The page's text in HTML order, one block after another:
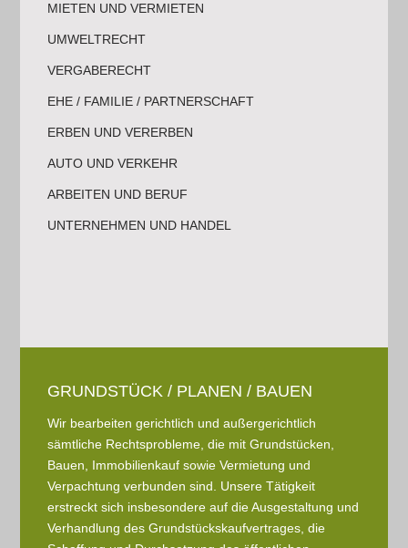
MIETEN UND VERMIETEN
UMWELTRECHT
VERGABERECHT
EHE / FAMILIE / PARTNERSCHAFT
ERBEN UND VERERBEN
AUTO UND VERKEHR
ARBEITEN UND BERUF
UNTERNEHMEN UND HANDEL
GRUNDSTÜCK / PLANEN / BAUEN
Wir bearbeiten gerichtlich und außergerichtlich
sämtliche Rechtsprobleme, die mit Grundstücken,
Bauen, Immobilienkauf sowie Vermietung und
Verpachtung verbunden sind. Unsere Tätigkeit
erstreckt sich insbesondere auf die Ausgestaltung und
Verhandlung des Grundstückskaufvertrages, die